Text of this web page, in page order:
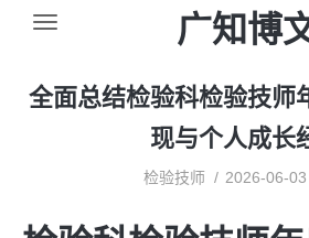
广知博
全面总结检验科检验技师
现与个人成长
检验技师 2026-06-03